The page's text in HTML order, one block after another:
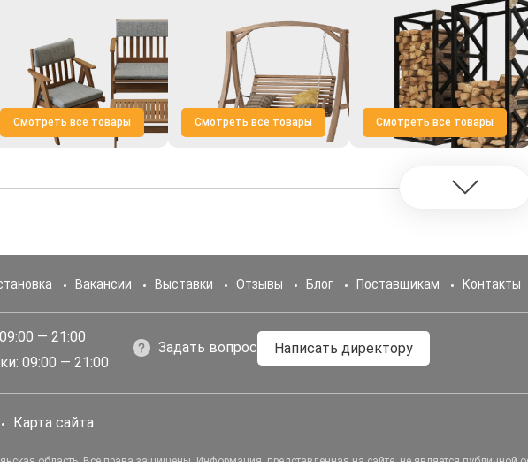
Смотреть все товары Смотреть все товары Смотреть все товары
Вакансии Выставки Отзывы Блог Поставщикам Контакты
— 21:00
09:00 — 21:00
Задать вопрос Написать директору
Карта сайта